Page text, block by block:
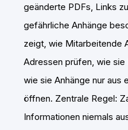
geänderte PDFs, Links
gefährliche Anhänge
zeigt, wie Mitarbeitende
Adressen prüfen, wie
wie sie Anhänge nur aus
öffnen. Zentrale Regel:
Informationen niemals